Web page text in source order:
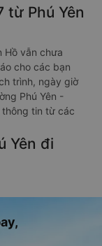
từ Phú Yên
Hồ vẫn chưa
cho các bạn
trình, ngày giờ
Phú Yên -
thông tin từ các
Yên đi